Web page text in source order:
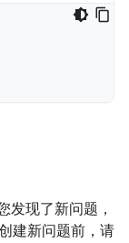
发现了新问题，
建新问题前，请